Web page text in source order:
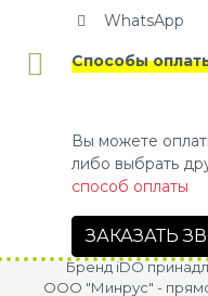
WhatsApp
Способы
Вы можете
либо выбрать
способ оплаты
ЗАКАЗАТЬ
Бренд iDO
OOO "Минрус" -